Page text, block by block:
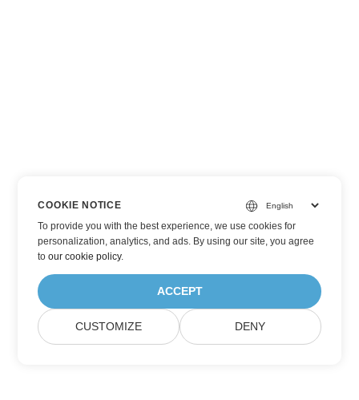
COOKIE NOTICE
To provide you with the best experience, we use cookies for
personalization, analytics, and ads. By using our site, you agree
toour cookie policy.
ACCEPT
CUSTOMIZE DENY